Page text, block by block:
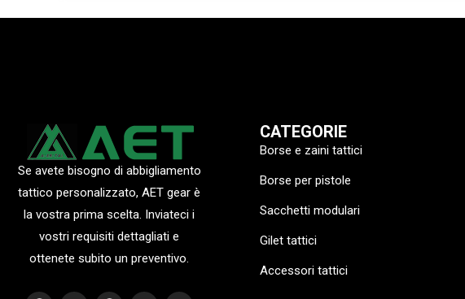
Se avete bisogno di abbigliamento
tattico personalizzato, AET gear è
la vostra prima scelta. Inviateci i
vostri requisiti dettagliati e
ottenete subito un preventivo.
CATEGORIE
Borse e zaini tattici
Borse per pistole
Sacchetti modulari
Gilet tattici
Accessori tattici